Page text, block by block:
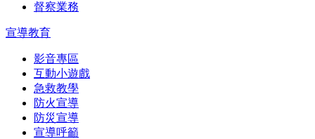
督察業務
宣導教育
影音專區
互動小遊戲
急救教學
防火宣導
防災宣導
宣導呼籲